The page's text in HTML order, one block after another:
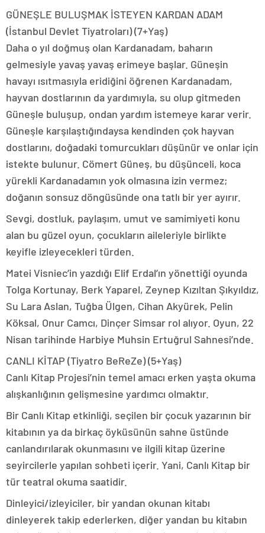
GÜNEŞLE BULUŞMAK İSTEYEN KARDAN ADAM
(İstanbul Devlet Tiyatroları) (7+Yaş)
Daha o yıl doğmuş olan Kardanadam, baharın
gelmesiyle yavaş yavaş erimeye başlar. Güneşin
havayı ısıtmasıyla eridiğini öğrenen Kardanadam,
hayvan dostlarının da yardımıyla, su olup gitmeden
Güneşle buluşup, ondan yardım istemeye karar verir.
Güneşle karşılaştığındaysa kendinden çok hayvan
dostlarını, doğadaki tomurcukları düşünür ve onlar için
istekte bulunur. Cömert Güneş, bu düşünceli, koca
yürekli Kardanadamın yok olmasına izin vermez;
doğanın sonsuz döngüsünde ona tatlı bir yer ayırır.
Sevgi, dostluk, paylaşım, umut ve samimiyeti konu
alan bu güzel oyun, çocukların aileleriyle birlikte
keyifle izleyecekleri türden.
Matei Visniec’in yazdığı Elif Erdal’ın yönettiği oyunda
Tolga Kortunay, Berk Yaparel, Zeynep Kızıltan Şıkyıldız,
Su Lara Aslan, Tuğba Ülgen, Cihan Akyürek, Pelin
Köksal, Onur Camcı, Dinçer Simsar rol alıyor. Oyun, 22
Nisan tarihinde Harbiye Muhsin Ertuğrul Sahnesi’nde.
CANLI KİTAP (Tiyatro BeReZe) (5+Yaş)
Canlı Kitap Projesi’nin temel amacı erken yaşta okuma
alışkanlığının gelişmesine yardımcı olmaktır.
Bir Canlı Kitap etkinliği, seçilen bir çocuk yazarının bir
kitabının ya da birkaç öyküsünün sahne üstünde
canlandırılarak okunmasını ve ilgili kitap üzerine
seyircilerle yapılan sohbeti içerir. Yani, Canlı Kitap bir
tür teatral okuma saatidir.
Dinleyici/izleyiciler, bir yandan okunan kitabı
dinleyerek takip ederlerken, diğer yandan bu kitabın